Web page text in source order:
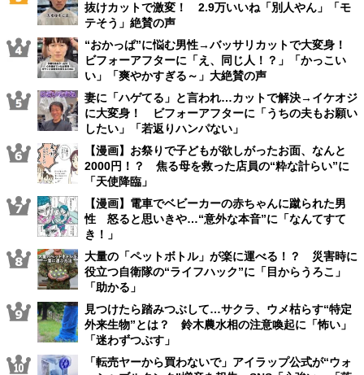
抜けカットで激変！ 2.9万いいね「別人やん」「モ
テそう」絶賛の声
“おかっぱ”に悩む男性→バッサリカットで大変身！
ビフォーアフターに「え、同じ人！？」「かっこい
い」「爽やかすぎる～」大絶賛の声
妻に「ハゲてる」と言われ…カットで解決→イケオジ
に大変身！ ビフォーアフターに「うちの夫もお願い
したい」「若返りハンパない」
【漫画】お祭りで子どもが欲しがったお面、なんと
2000円！？ 焦る母を救った店員の“粋な計らい”に
「天使降臨」
【漫画】電車でベビーカーの赤ちゃんに蹴られた男
性 怒ると思いきや…“意外な本音”に「なんてすて
き！」
大量の「ペットボトル」が楽に運べる！？ 災害時に
役立つ自衛隊の“ライフハック”に「目からうろこ」
「助かる」
見つけたら踏みつぶして…サクラ、ウメ枯らす“特定
外来生物”とは？ 鈴木農水相の注意喚起に「怖い」
「迷わずつぶす」
「転売ヤーから買わないで」アイラップ公式が“ウォ